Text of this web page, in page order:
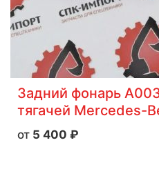
Задний фонарь
тягачей Mercedes-
5 400 ₽